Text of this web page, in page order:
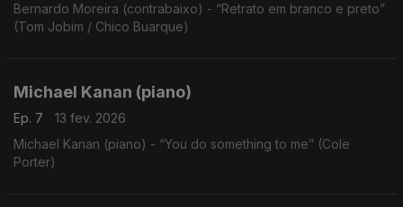
Bernardo Moreira (contrabaixo) - “Retrato em branco e preto”
(Tom Jobim / Chico Buarque)
Michael Kanan (piano)
Ep. 7
13 fev. 2026
Michael Kanan (piano) - “You do something to me” (Cole
Porter)